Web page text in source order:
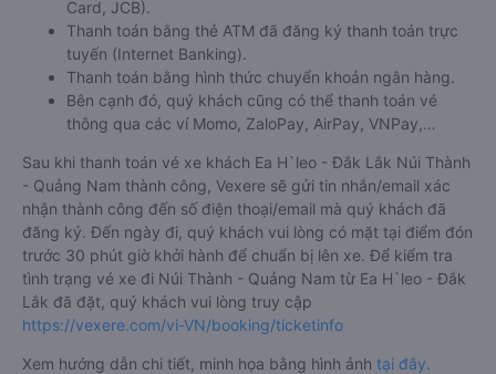
Card, JCB).
Thanh toán bằng thẻ ATM đã đăng ký thanh toán trực
tuyến (Internet Banking).
Thanh toán bằng hình thức chuyển khoản ngân hàng.
Bên cạnh đó, quý khách cũng có thể thanh toán vé
thông qua các ví Momo, ZaloPay, AirPay, VNPay,…
Sau khi thanh toán vé xe khách Ea H`leo - Đắk Lắk Núi Thành
- Quảng Nam thành công, Vexere sẽ gửi tin nhắn/email xác
nhận thành công đến số điện thoại/email mà quý khách đã
đăng ký. Đến ngày đi, quý khách vui lòng có mặt tại điểm đón
trước 30 phút giờ khởi hành để chuẩn bị lên xe. Để kiểm tra
tình trạng vé xe đi Núi Thành - Quảng Nam từ Ea H`leo - Đắk
Lắk đã đặt, quý khách vui lòng truy cập
https://vexere.com/vi-VN/booking/ticketinfo
Xem hướng dẫn chi tiết, minh họa bằng hình ảnh tại đây.